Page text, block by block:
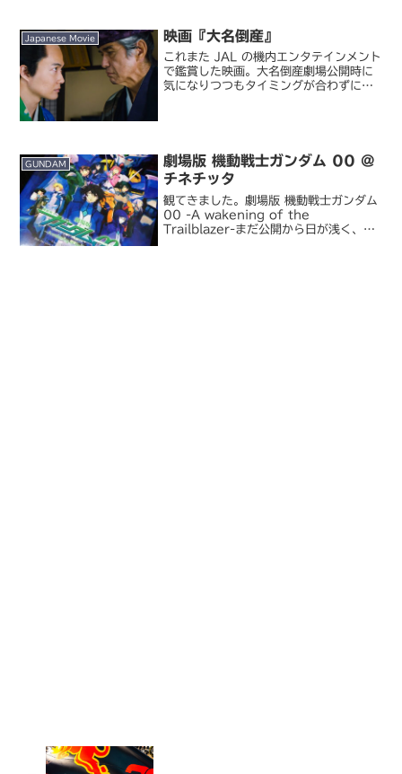
場版』で映画ファン、...
Japanese Movie 映画『大名倒産』
これまた JAL の機内エンタテインメント
で鑑賞した映画。大名倒産劇場公開時に
気になりつつもタイミングが合わずにス
GUNDAM
劇場版 機動戦士ガンダム 00 @
チネチッタ
観てきました。劇場版 機動戦士ガンダム
00 -A wakening of the
Trailblazer-まだ公開から日が浅く、し